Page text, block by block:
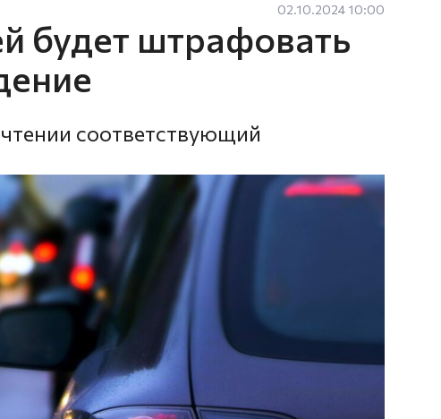
02.10.2024 10:00
будет штрафовать
соответствующий